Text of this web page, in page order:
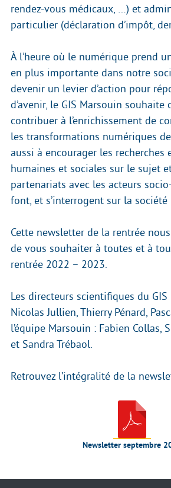
rendez-vous médicaux, …) et
particulier (déclaration d’impôt,
À l’heure où le numérique prend
en plus importante dans notre
devenir un levier d’action pour
d’avenir, le GIS Marsouin souhaite
contribuer à l’enrichissement de
les transformations numériques
aussi à encourager les recherches
humaines et sociales sur le sujet
partenariats avec les acteurs
font, et s’interrogent sur la société
Cette newsletter de la rentrée
de vous souhaiter à toutes et à
rentrée 2022 – 2023.
Les directeurs scientifiques du
Nicolas Jullien, Thierry Pénard,
l’équipe Marsouin : Fabien Collas,
et Sandra Trébaol.
Retrouvez l’intégralité de la
Newsletter septembre